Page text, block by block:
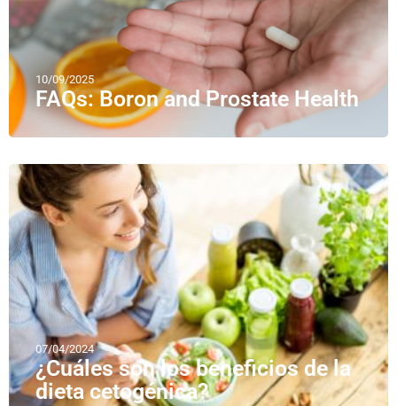
10/09/2025
FAQs: Boron and Prostate Health
07/04/2024
¿Cuáles son los beneficios de la
dieta cetogénica?